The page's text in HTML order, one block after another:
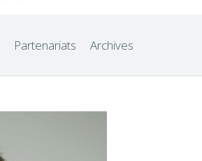
Partenariats Archives